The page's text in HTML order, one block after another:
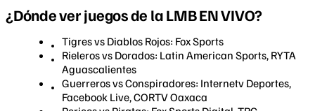
¿Dónde ver juegos de la LMB EN VIVO?
Tigres vs Diablos Rojos: Fox Sports
Rieleros vs Dorados: Latin American Sports, RYTA
Aguascalientes
Guerreros vs Conspiradores: Internetv Deportes,
Facebook Live, CORTV Oaxaca